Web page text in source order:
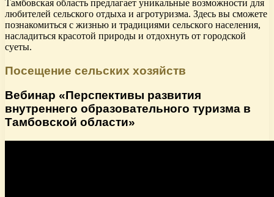
Тамбовская область предлагает уникальные возможности для
любителей сельского отдыха и агротуризма. Здесь вы сможете
познакомиться с жизнью и традициями сельского населения,
насладиться красотой природы и отдохнуть от городской
суеты.
Посещение сельских хозяйств
Вебинар «Перспективы развития
внутреннего образовательного туризма в
Тамбовской области»